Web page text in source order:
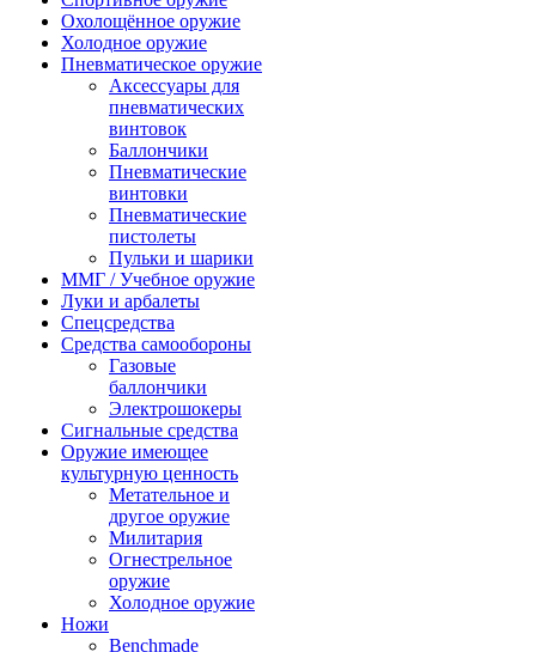
Охолощённое оружие
Холодное оружие
Пневматическое оружие
Аксессуары для
пневматических
винтовок
Баллончики
Пневматические
винтовки
Пневматические
пистолеты
Пульки и шарики
ММГ / Учебное оружие
Луки и арбалеты
Спецсредства
Средства самообороны
Газовые
баллончики
Электрошокеры
Сигнальные средства
Оружие имеющее
культурную ценность
Метательное и
другое оружие
Милитария
Огнестрельное
оружие
Холодное оружие
Ножи
Benchmade